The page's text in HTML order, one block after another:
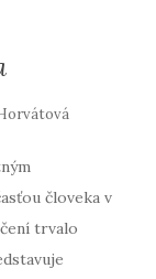
človeka v
trvalo